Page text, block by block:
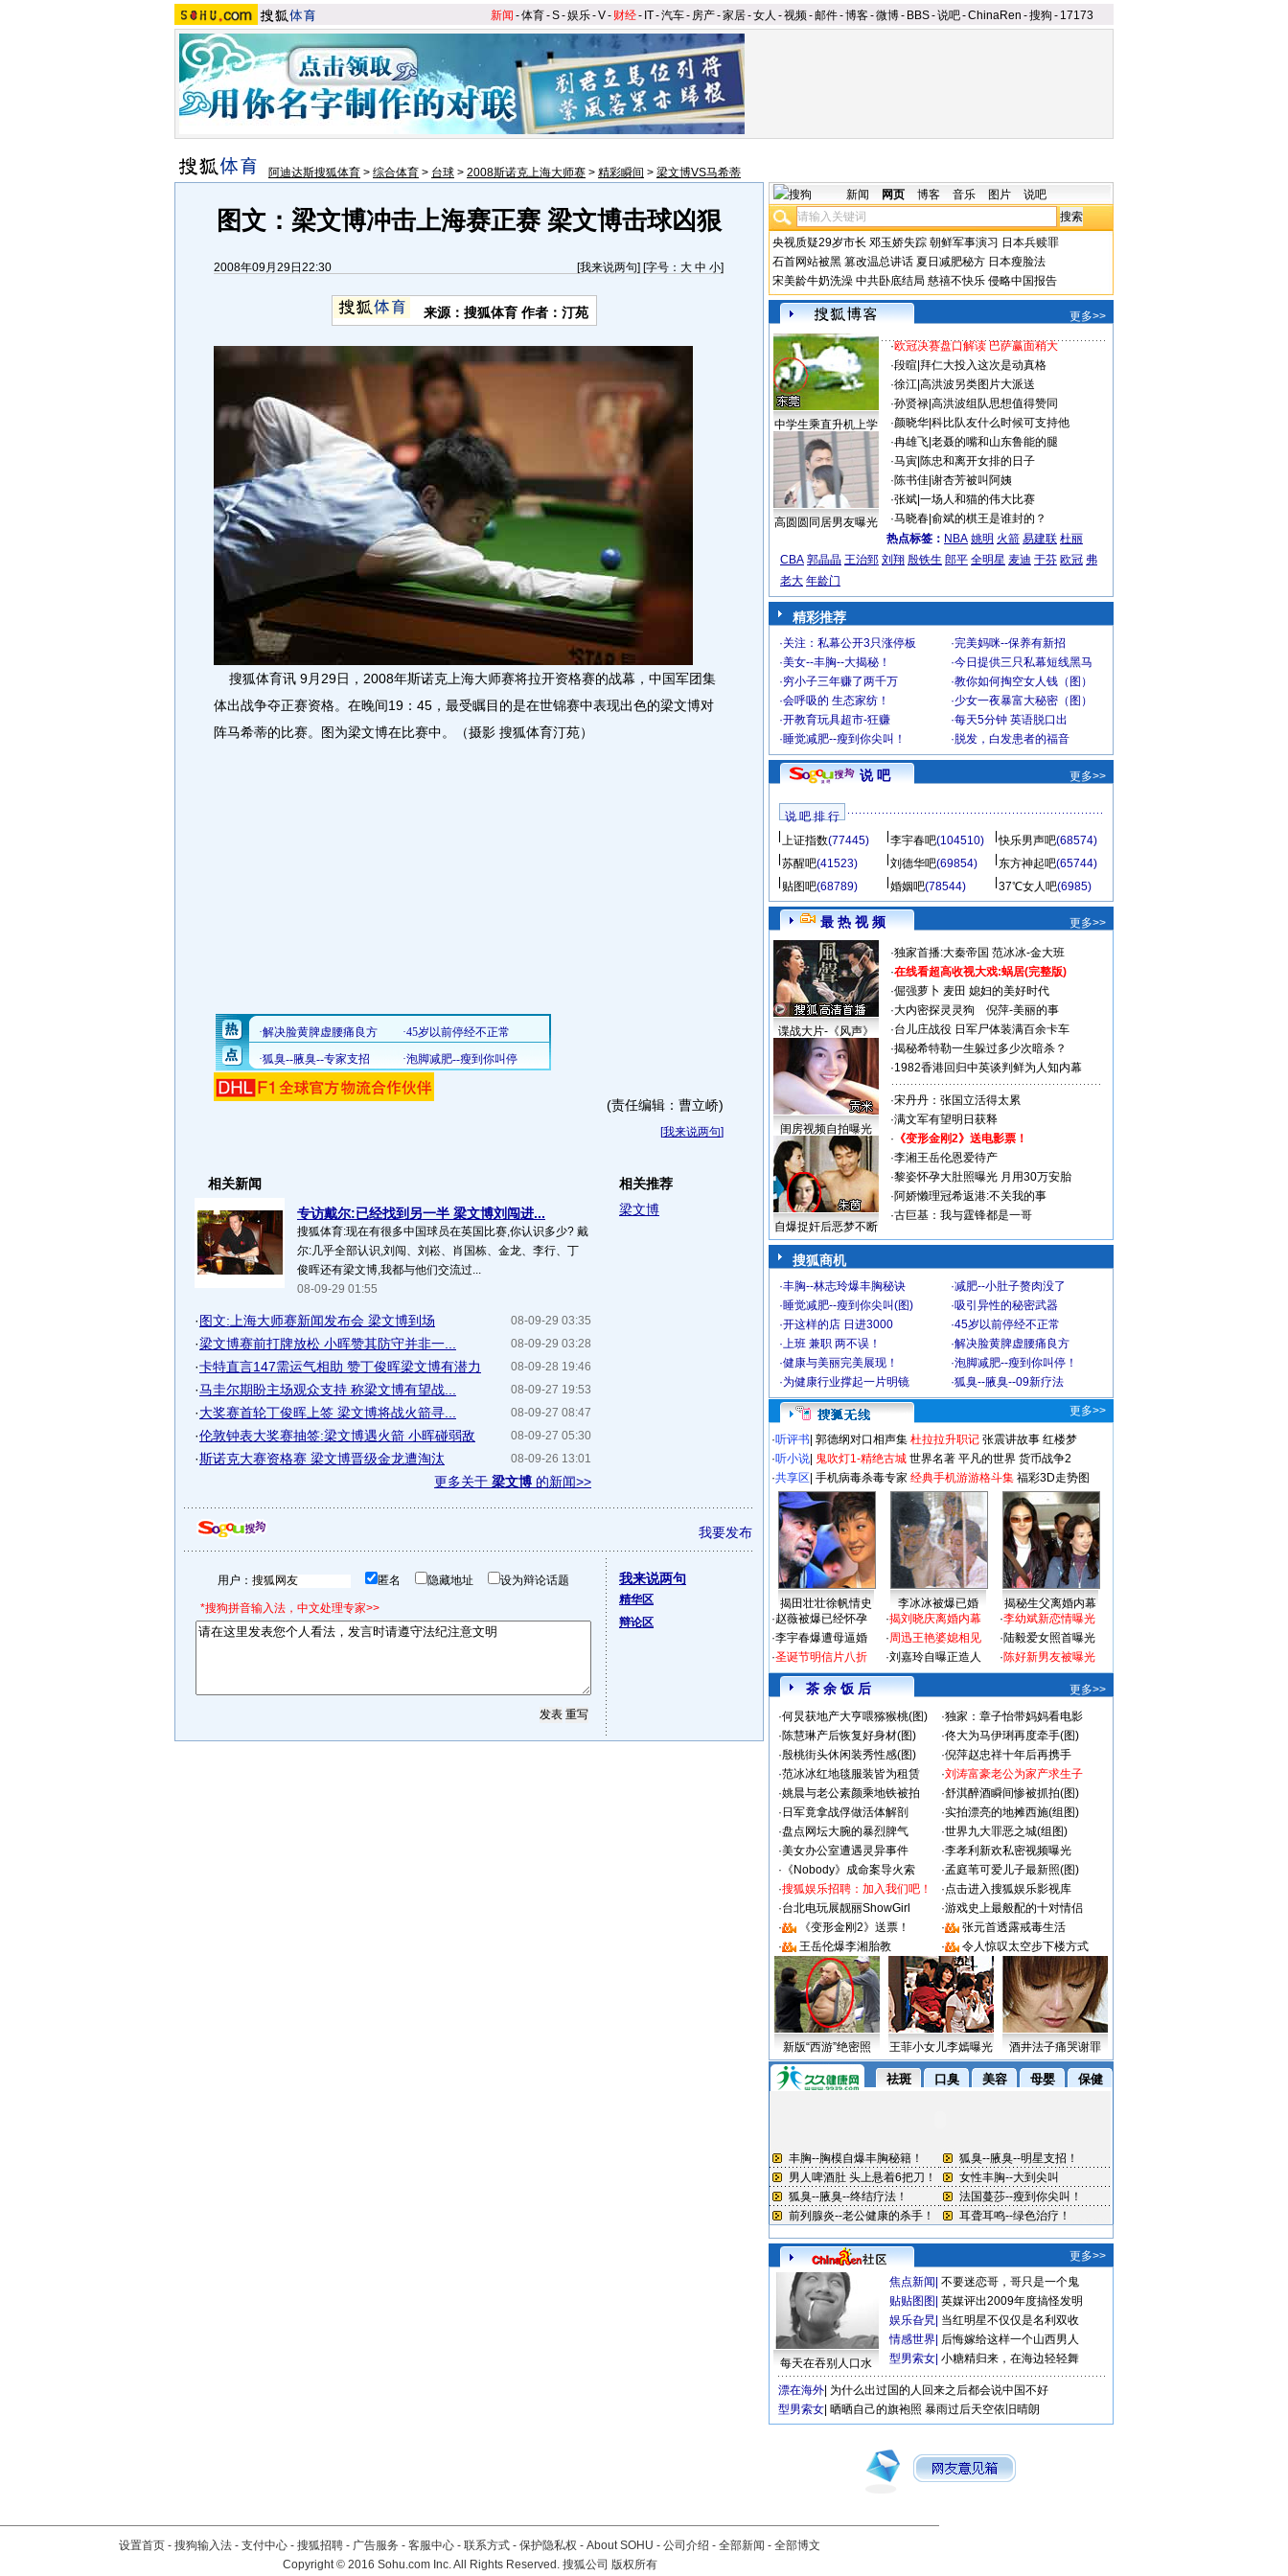
新闻 -体育-S-娱乐-V- 财经- IT-汽车- 房产-家居-女人 -视频-邮件-博客-微博- BBS-说吧-ChinaRen -搜狗 - 17173
阿迪达斯搜狐体育 > 综合体育 > 台球 > 2008斯诺克上海大师赛 > 精彩瞬间 > 梁文博VS马希蒂
图文：梁文博冲击上海赛正赛 梁文博击球凶狠
2008年09月29日22:30 [我来说两句] [字号： 大 中 小]
来源：搜狐体育 作者：汀苑
搜狐体育讯 9月29日，2008年斯诺克上海大师赛将拉开资格赛的战幕，中国军团集
体出战争夺正赛资格。在晚间19：45，最受瞩目的是在世锦赛中表现出色的梁文博对
阵马希蒂的比赛。图为梁文博在比赛中。（摄影 搜狐体育汀苑）
(责任编辑：曹立峤)
[我来说两句]
相关新闻
专访戴尔:已经找到另一半 梁文博刘闯进...
搜狐体育:现在有很多中国球员在英国比赛,你认识多少? 戴
尔:几乎全部认识,刘闯、刘崧、肖国栋、金龙、李行、丁
俊晖还有梁文博,我都与他们交流过...
08-09-29 01:55
08-09-29 03:35
·图文:上海大师赛新闻发布会 梁文博到场
08-09-29 03:28
·梁文博赛前打牌放松 小晖赞其防守并非一...
08-09-28 19:46
·卡特直言147需运气相助 赞丁俊晖梁文博有潜力
08-09-27 19:53
·马圭尔期盼主场观众支持 称梁文博有望战...
08-09-27 08:47
·大奖赛首轮丁俊晖上签 梁文博将战火箭寻...
08-09-27 05:30
·伦敦钟表大奖赛抽签:梁文博遇火箭 小晖碰弱敌
08-09-26 13:01
·斯诺克大赛资格赛 梁文博晋级金龙遭淘汰
更多关于 梁文博 的新闻>>
相关推荐
梁文博
我要发布
用户： 匿名 隐藏地址 设为辩论话题
*搜狗拼音输入法，中文处理专家>>
我来说两句
精华区
辩论区
新闻 网页 博客 音乐 图片 说吧
央视质疑29岁市长 邓玉娇失踪 朝鲜军事演习 日本兵赎罪
石首网站被黑 篡改温总讲话 夏日减肥秘方 日本瘦脸法
宋美龄牛奶洗澡 中共卧底结局 慈禧不快乐 侵略中国报告
更多>>
中学生乘直升机上学
高圆圆同居男友曝光
·欧冠决赛盘口解读 巴萨赢面稍大
·段暄 拜仁大投入这次是动真格
·徐江| 高洪波另类图片大派送
·孙贤禄| 高洪波组队思想值得赞同
·颜晓华| 科比队友什么时候可支持他
·冉雄飞| 老聂的嘴和山东鲁能的腿
·马寅| 陈忠和离开女排的日子
·陈书佳| 谢杏芳被叫阿姨
·张斌| 一场人和猫的伟大比赛
·马晓春| 俞斌的棋王是谁封的？
热点标签： NBA 姚明 火箭 易建联 杜丽
CBA 郭晶晶 王治郅 刘翔 殷铁生 郎平 全明星 麦迪 于芬 欧冠 弗
老大 年龄门
精彩推荐
·关注：私幕公开3只涨停板 ·完美妈咪--保养有新招
·美女--丰胸--大揭秘！ ·今日提供三只私幕短线黑马
·穷小子三年赚了两千万 ·教你如何掏空女人钱（图）
·会呼吸的 生态家纺！ ·少女一夜暴富大秘密（图）
·开教育玩具超市-狂赚 ·每天5分钟 英语脱口出
·睡觉减肥--瘦到你尖叫！ · 脱发，白发患者的福音
说 吧 更多>>
说 吧 排 行
上证指数(77445) 李宇春吧(104510) 快乐男声吧(68574)
苏醒吧(41523) 刘德华吧(69854) 东方神起吧(65744)
贴图吧(68789) 婚姻吧(78544) 37℃女人吧(6985)
最 热 视 频 更多>>
谍战大片-《风声》
闺房视频自拍曝光
自爆捉奸后恶梦不断
·独家首播:大秦帝国 范冰冰-金大班
·在线看超高收视大戏:蜗居(完整版)
·倔强萝卜 麦田 媳妇的美好时代
·大内密探灵灵狗
倪萍-美丽的事
·台儿庄战役 日军尸体装满百余卡车
·揭秘希特勒一生躲过多少次暗杀？
·1982香港回归中英谈判鲜为人知内幕
·宋丹丹：张国立活得太累
·满文军有望明日获释
· 《变形金刚2》送电影票！
·李湘王岳伦恩爱待产
·黎姿怀孕大肚照曝光 月用30万安胎
·阿娇懒理冠希返港:不关我的事
·古巨基：我与霆锋都是一哥
搜狐商机
·丰胸--林志玲爆丰胸秘诀 ·减肥--小肚子赘肉没了
·睡觉减肥--瘦到你尖叫(图) ·吸引异性的秘密武器
·开这样的店 日进3000 ·45岁以前停经不正常
·上班 兼职 两不误！ ·解决脸黄脾虚腰痛良方
·健康与美丽完美展现！ ·泡脚减肥--瘦到你叫停！
·为健康行业撑起一片明镜 ·狐臭--腋臭--09新疗法
更多>>
·听评书 郭德纲对口相声集 杜拉拉升职记 张震讲故事 红楼梦
·听小说 鬼吹灯1-精绝古城 世界名著 平凡的世界 货币战争2
·共享区 手机病毒杀毒专家 经典手机游游格斗集 福彩3D走势图
揭田壮壮徐帆情史 李冰冰被爆已婚
揭秘生父离婚内幕
·赵薇被爆已经怀孕
·李宇春爆遭母逼婚
·圣诞节明信片八折
·揭刘晓庆离婚内幕
·周迅王艳婆媳相见
·刘嘉玲自曝正造人
·李幼斌新恋情曝光
·陆毅爱女照首曝光
·陈好新男友被曝光
茶 余 饭 后
更多>>
·何炅获地产大亨喂猕猴桃(图) ·独家：章子怡带妈妈看电影
·陈慧琳产后恢复好身材(图) ·佟大为马伊琍再度牵手(图)
·殷桃街头休闲装秀性感(图) ·倪萍赵忠祥十年后再携手
·范冰冰红地毯服装皆为租赁 ·刘涛富豪老公为家产求生子
·姚晨与老公素颜乘地铁被拍 ·舒淇醉酒瞬间惨被抓拍(图)
· 日军竟拿战俘做活体解剖 ·实拍漂亮的地摊西施(组图)
·盘点网坛大腕的暴烈脾气 ·世界九大罪恶之城(组图)
·美女办公室遭遇灵异事件 ·李孝利新欢私密视频曝光
· 《Nobody》成命案导火索 ·孟庭苇可爱儿子最新照(图)
·搜狐娱乐招聘：加入我们吧！ ·点击进入搜狐娱乐影视库
·台北电玩展靓丽ShowGirl ·游戏史上最般配的十对情侣
·
《变形金刚2》送票！ ·
张元首透露戒毒生活
·
王岳伦爆李湘胎教 · 令人惊叹太空步下楼方式
新版“西游”绝密照 王菲小女儿李嫣曝光 酒井法子痛哭谢罪
更多>>
每天在吞别人口水
焦点新闻 不要迷恋哥，哥只是一个鬼
贴贴图图 英媒评出2009年度搞怪发明
娱乐旮旯 当红明星不仅仅是名利双收
情感世界 后悔嫁给这样一个山西男人
型男索女 小糖精归来，在海边轻轻舞
漂在海外 为什么出过国的人回来之后都会说中国不好
型男索女 晒晒自己的旗袍照 暴雨过后天空依旧晴朗
设置首页 - 搜狗输入法 - 支付中心 - 搜狐招聘 - 广告服务 - 客服中心 - 联系方式 - 保护隐私权 - About SOHU - 公司介绍 - 全部新闻 - 全部博文
Copyright©2016 Sohu.com Inc. All Rights Reserved. 搜狐公司 版权所有